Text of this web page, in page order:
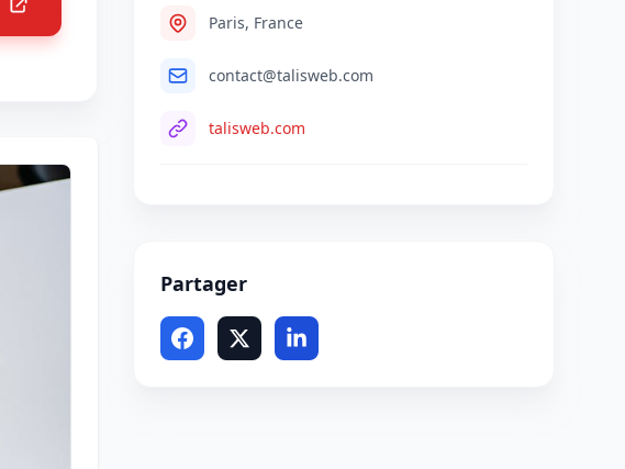
Paris, France
contact@talisweb.com
talisweb.com
Partager